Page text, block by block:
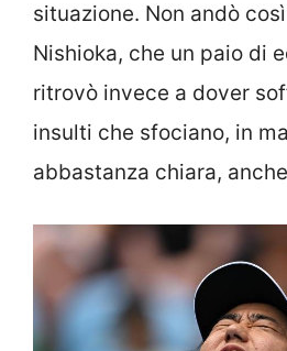
situazione. Non andò
Nishioka, che un paio di
ritrovò invece a dover
insulti che sfociano, in
abbastanza chiara,